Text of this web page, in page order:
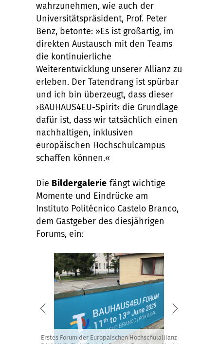
wahrzunehmen, wie auch der
Universitätspräsident, Prof. Peter
Benz, betonte: »Es ist großartig, im
direkten Austausch mit den Teams
die kontinuierliche
Weiterentwicklung unserer Allianz zu
erleben. Der Tatendrang ist spürbar
und ich bin überzeugt, dass dieser
›BAUHAUS4EU-Spirit‹ die Grundlage
dafür ist, dass wir tatsächlich einen
nachhaltigen, inklusiven
europäischen Hochschulcampus
schaffen können.«
Die Bildergalerie fängt wichtige
Momente und Eindrücke am
Instituto Politécnico Castelo Branco,
dem Gastgeber des diesjährigen
Forums, ein:
Erstes Forum der Europäischen Hochschulallianz